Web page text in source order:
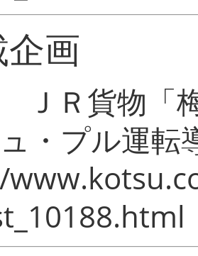
企画
ＪＲ貨物「
・プル運転